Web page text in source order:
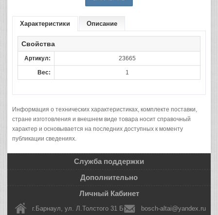
Характеристики Описание
Свойства
Артикул: 23665
Вес: 1
Информация о технических характеристиках, комплекте поставки,
стране изготовления и внешнем виде товара носит справочный
характер и основывается на последних доступных к моменту
публикации сведениях.
Служба поддержки
Дополнительно
Личный Кабинет
г.Барнаул, ул. Л.Толстого 31 Б bosch-altai@yandex.ru